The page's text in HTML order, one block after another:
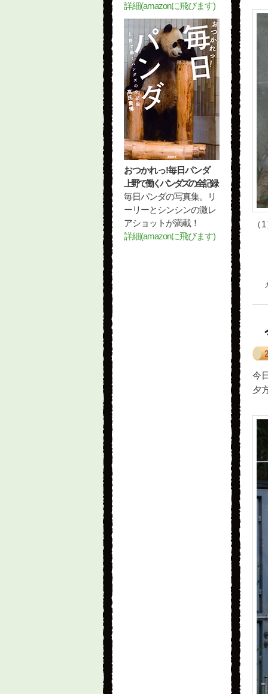
詳細(amazonに飛びます)
おつかれっ!毎日パンダ
上野で働くパンダズの全記録
毎日パンダの写真集。リ
ーリーとシンシンの激レ
アショットが満載！
詳細(amazonに飛びます)
（
今
夕